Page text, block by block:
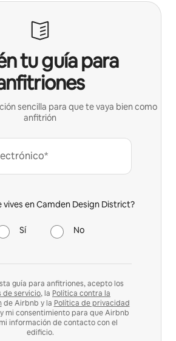
tu guía para
sencilla para que te vaya bien como
anfitrión
en Camden Design District?
Sí No
guía para anfitriones, acepto los
de servicio, la Política contra la
de Airbnb y la Política de privacidad
mi consentimiento para que Airbnb
información de contacto con el
edificio.